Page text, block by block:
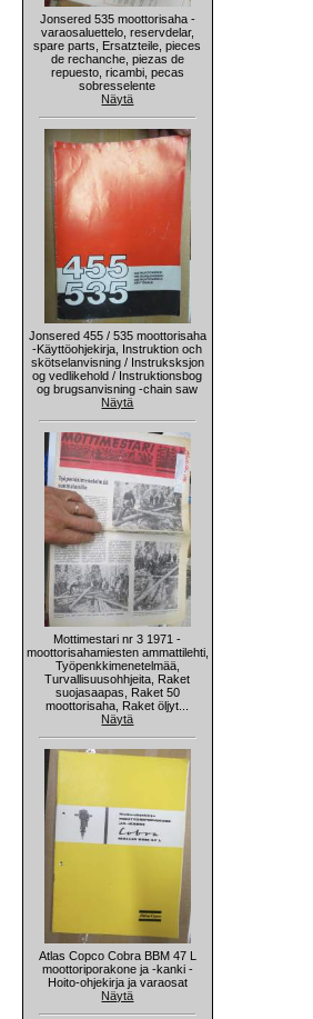
Jonsered 535 moottorisaha -
varaosaluettelo, reservdelar,
spare parts, Ersatzteile, pieces
de rechanche, piezas de
repuesto, ricambi, pecas
sobresselente
Näytä
Jonsered 455 / 535 moottorisaha
-Käyttöohjekirja, Instruktion och
skötselanvisning / Instruksksjon
og vedlikehold / Instruktionsbog
og brugsanvisning -chain saw
Näytä
Mottimestari nr 3 1971 -
moottorisahamiesten ammattilehti,
Työpenkkimenetelmää,
Turvallisuusohhjeita, Raket
suojasaapas, Raket 50
moottorisaha, Raket öljyt...
Näytä
Atlas Copco Cobra BBM 47 L
moottoriporakone ja -kanki -
Hoito-ohjekirja ja varaosat
Näytä